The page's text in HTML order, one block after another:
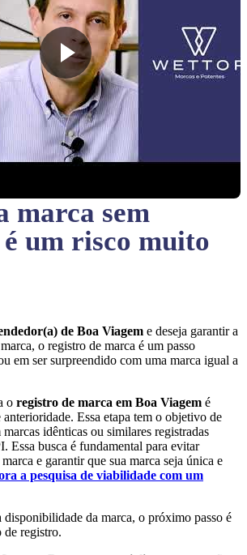
marca sem
é um risco muito
de Boa Viagem e deseja garantir a
o registro de marca é um passo
em ser surpreendido com uma marca igual a
o registro de marca em Boa Viagem é
Essa etapa tem o objetivo de
idênticas ou similares registradas
Essa busca é fundamental para evitar
e garantir que sua marca seja única e
a pesquisa de viabilidade com um
da marca, o próximo passo é
de registro.